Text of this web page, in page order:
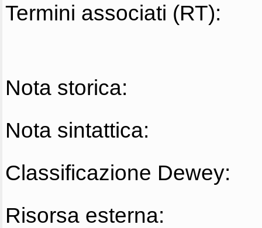
Termini associati (RT):
Nota storica:
Nota sintattica:
Classificazione Dewey:
Risorsa esterna: